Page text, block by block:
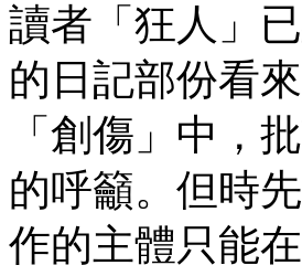
讀者「狂人」
的日記部份看
「創傷」中，
的呼籲。但時
作的主體只能